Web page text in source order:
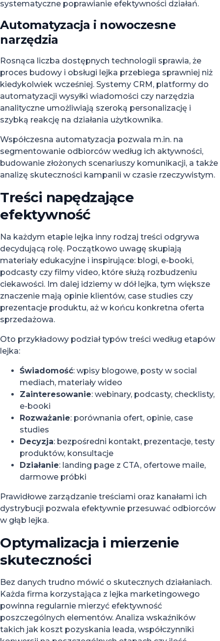
systematyczne poprawianie efektywności działań.
Automatyzacja i nowoczesne
narzędzia
Rosnąca liczba dostępnych technologii sprawia, że
proces budowy i obsługi lejka przebiega sprawniej niż
kiedykolwiek wcześniej. Systemy CRM, platformy do
automatyzacji wysyłki wiadomości czy narzędzia
analityczne umożliwiają szeroką personalizację i
szybką reakcję na działania użytkownika.
Współczesna automatyzacja pozwala m.in. na
segmentowanie odbiorców według ich aktywności,
budowanie złożonych scenariuszy komunikacji, a także
analizę skuteczności kampanii w czasie rzeczywistym.
Treści napędzające
efektywność
Na każdym etapie lejka inny rodzaj treści odgrywa
decydującą rolę. Początkowo uwagę skupiają
materiały edukacyjne i inspirujące: blogi, e-booki,
podcasty czy filmy video, które służą rozbudzeniu
ciekawości. Im dalej idziemy w dół lejka, tym większe
znaczenie mają opinie klientów, case studies czy
prezentacje produktu, aż w końcu konkretna oferta
sprzedażowa.
Oto przykładowy podział typów treści według etapów
lejka:
Świadomość: wpisy blogowe, posty w social
mediach, materiały wideo
Zainteresowanie: webinary, podcasty, checklisty,
e-booki
Rozważanie: porównania ofert, opinie, case
studies
Decyzja: bezpośredni kontakt, prezentacje, testy
produktów, konsultacje
Działanie: landing page z CTA, ofertowe maile,
darmowe próbki
Prawidłowe zarządzanie treściami oraz kanałami ich
dystrybucji pozwala efektywnie przesuwać odbiorców
w głąb lejka.
Optymalizacja i mierzenie
skuteczności
Bez danych trudno mówić o skutecznych działaniach.
Każda firma korzystająca z lejka marketingowego
powinna regularnie mierzyć efektywność
poszczególnych elementów. Analiza wskaźników
takich jak koszt pozyskania leada, współczynniki